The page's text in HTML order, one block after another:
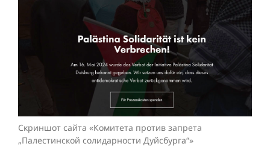
Скриншот сайта «Комитета против запрета
„Палестинской солидарности Дуйсбурга“»